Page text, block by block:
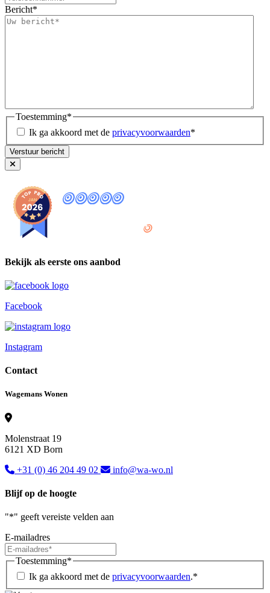
Bericht*
Toestemming*
Ik ga akkoord met de privacyvoorwaarden*
Bekijk als eerste ons aanbod
Facebook
Instagram
Contact
Wagemans Wonen
Molenstraat 19
6121 XD Born
+31 (0) 46 204 49 02
info@wa-wo.nl
Blijf op de hoogte
"*" geeft vereiste velden aan
E-mailadres
Toestemming*
Ik ga akkoord met de privacyvoorwaarden.*